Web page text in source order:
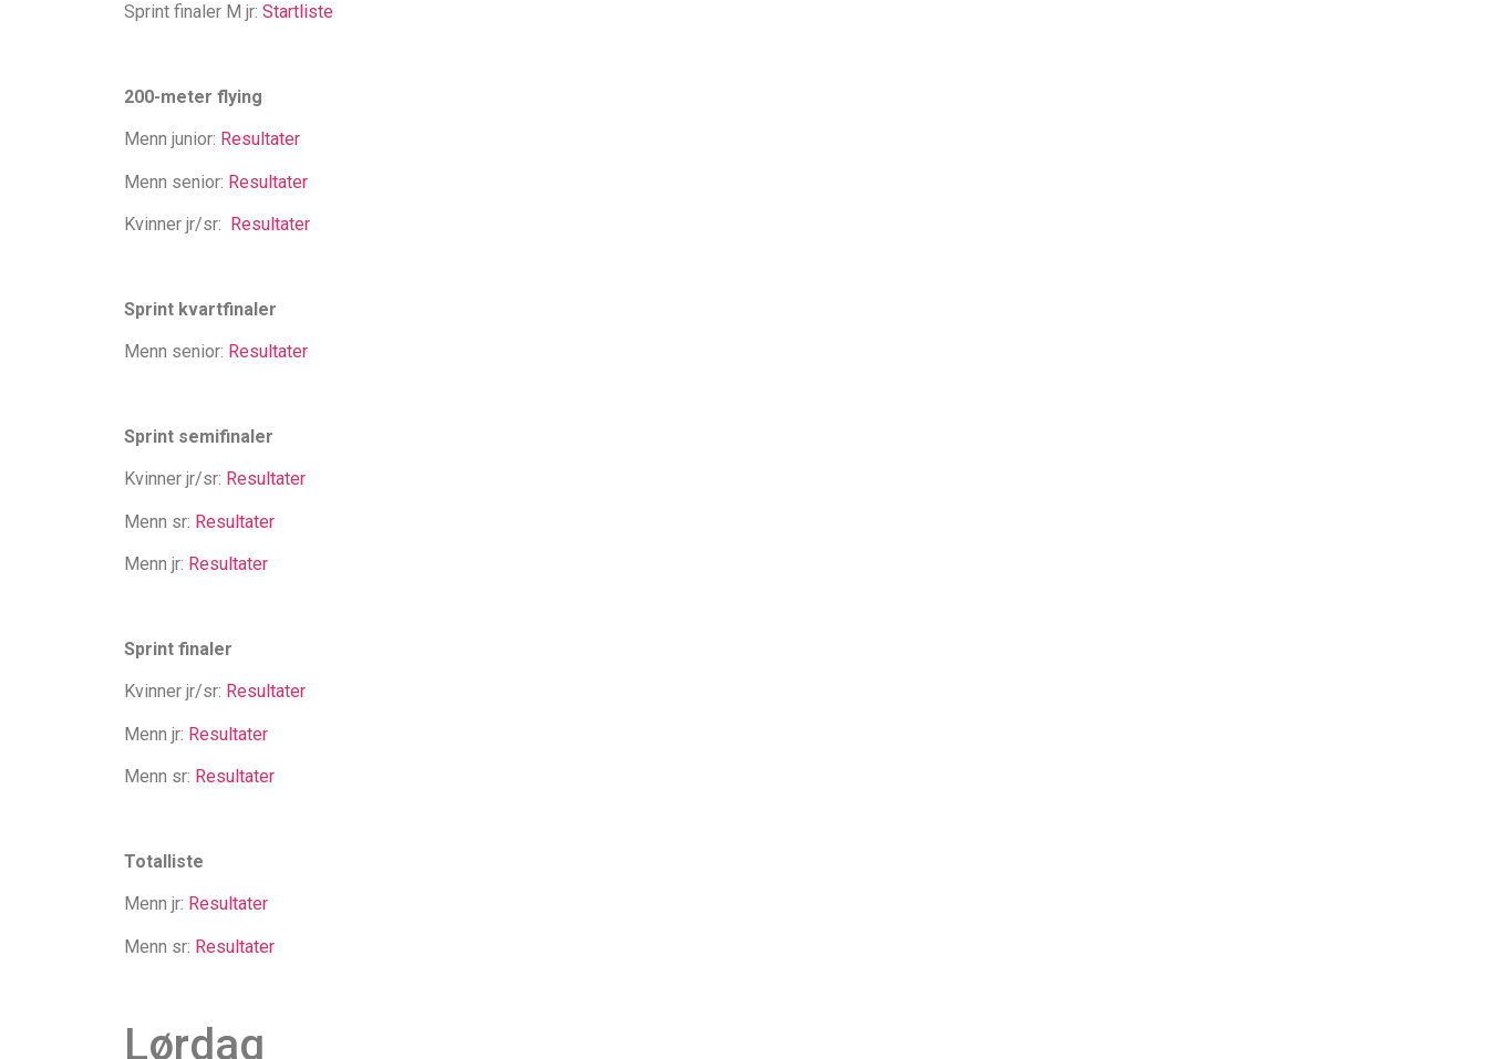
Sprint finaler M jr: Startliste
200-meter flying
Menn junior: Resultater
Menn senior: Resultater
Kvinner jr/sr: Resultater
Sprint kvartfinaler
Menn senior: Resultater
Sprint semifinaler
Kvinner jr/sr: Resultater
Menn sr: Resultater
Menn jr: Resultater
Sprint finaler
Kvinner jr/sr: Resultater
Menn jr: Resultater
Menn sr: Resultater
Totalliste
Menn jr: Resultater
Menn sr: Resultater
Lørdag